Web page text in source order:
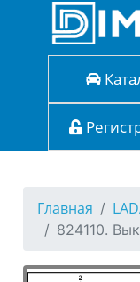
Главная
824110.